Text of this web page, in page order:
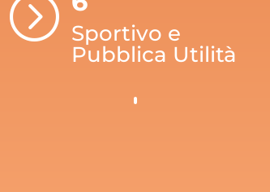
= Sportivo e
Pubblica Utilità